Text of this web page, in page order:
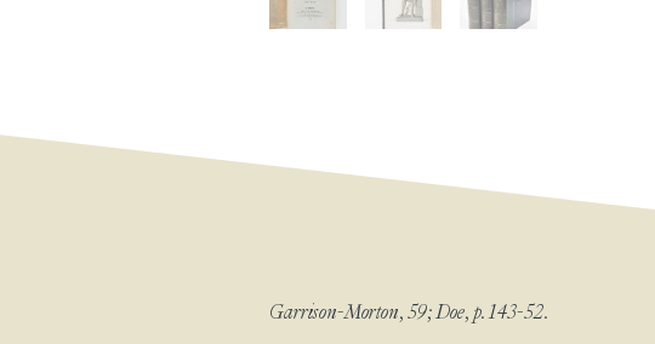
Garrison-Morton, 59; Doe, p. 143-52.